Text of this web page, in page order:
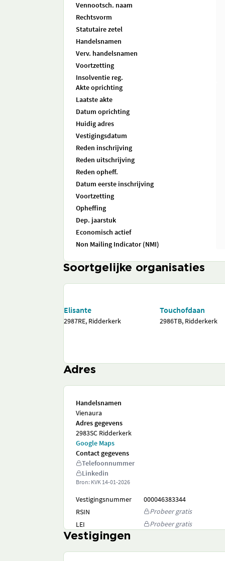
Vennootsch. naam
Rechtsvorm
Statutaire zetel
Handelsnamen
Verv. handelsnamen
Voortzetting
Insolventie reg.
Akte oprichting
Laatste akte
Datum oprichting
Huidig adres
Vestigingsdatum
Reden inschrijving
Reden uitschrijving
Reden opheff.
Datum eerste inschrijving
Voortzetting
Opheffing
Dep. jaarstuk
Economisch actief
Non Mailing Indicator (NMI)
Soortgelijke organisaties
Elisante
2987RE, Ridderkerk
Touchofdaan
2986TB, Ridderkerk
Adres
Handelsnamen
Vienaura
Adres gegevens
2983SC Ridderkerk
Google Maps
Contact gegevens
Telefoonnummer
Linkedin
Bron: KVK 14-01-2026
Vestigingsnummer
000046383344
RSIN
Probeer gratis
LEI
Probeer gratis
Vestigingen